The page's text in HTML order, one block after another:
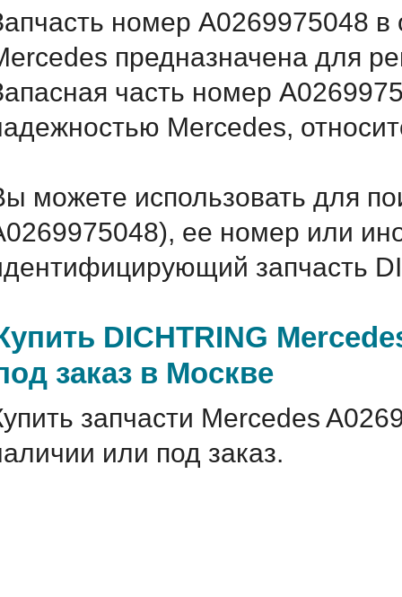
номер A0269975048 в
предназначена для
часть номер
Mercedes,
можете использовать для
ее номер или
запчасть
DICHTRING
заказ в Москве
запчасти Mercedes
или под заказ.